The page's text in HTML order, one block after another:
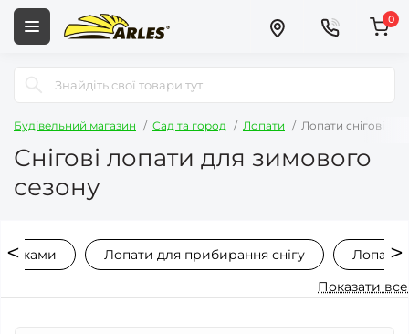
0
Будівельний магазин Сад та город Лопати Лопати снігові
Снігові лопати для зимового
сезону
Лопати для прибирання снігу
Лопати
Показати все